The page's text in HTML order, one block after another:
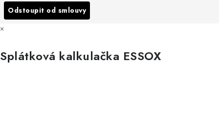
Všechny značky
Odstoupit od smlouvy
×
Splátková kalkulačka ESSOX